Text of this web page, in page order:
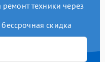
техники через
скидка